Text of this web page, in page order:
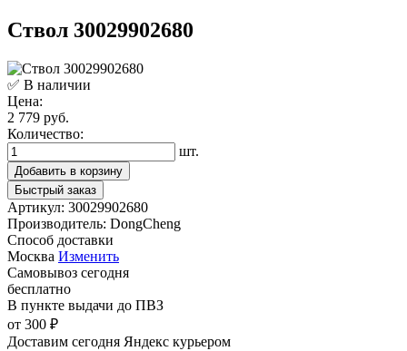
Ствол 30029902680
✅ В наличии
Цена:
2 779 руб.
Количество:
шт.
Добавить в корзину
Быстрый заказ
Артикул: 30029902680
Производитель: DongCheng
Способ доставки
Москва Изменить
Самовывоз сегодня
бесплатно
В пункте выдачи до ПВЗ
от 300 ₽
Доставим сегодня Яндекс курьером